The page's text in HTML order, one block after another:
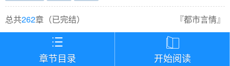
总共262章（已完结） 『都市言情』

章节目录

开始阅读